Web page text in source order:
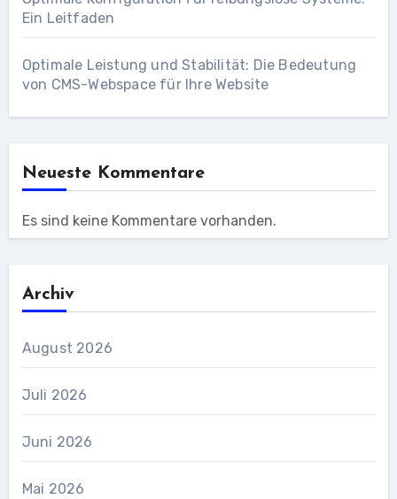
Ein Leitfaden
Optimale Leistung und Stabilität: Die Bedeutung
von CMS-Webspace für Ihre Website
Neueste Kommentare
Es sind keine Kommentare vorhanden.
Archiv
August 2026
Juli 2026
Juni 2026
Mai 2026